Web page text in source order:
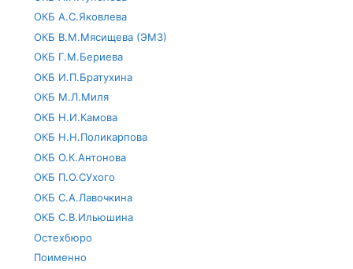
ОКБ А.С.Яковлева
ОКБ В.М.Мясищева (ЭМЗ)
ОКБ Г.М.Бериева
ОКБ И.П.Братухина
ОКБ М.Л.Миля
ОКБ Н.И.Камова
ОКБ Н.Н.Поликарпова
ОКБ О.К.Антонова
ОКБ П.О.СУхого
ОКБ С.А.Лавочкина
ОКБ С.В.Ильюшина
Остехбюро
Поименно